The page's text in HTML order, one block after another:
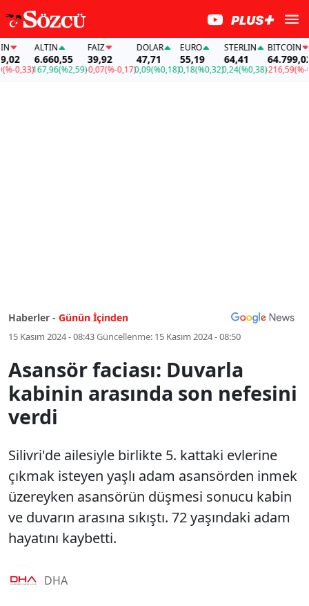
0,33)
ALTIN
6.660,55
167,96(%2,59)
FAİZ
39,92
-0,07(%-0,17)
DOLAR
47,71
0,09(%0,18)
EURO
55,19
0,18(%0,32)
STERLIN
64,41
0,24(%0,38)
BITCOIN
64.799,02
-216,59(%-
Haberler - Günün İçinden
15 Kasım 2024 - 08:43Güncellenme: 15 Kasım 2024 - 08:50
Asansör faciası: Duvarla
kabinin arasında son nefesini
verdi
Silivri'de ailesiyle birlikte 5. kattaki evlerine
çıkmak isteyen yaşlı adam asansörden inmek
üzereyken asansörün düşmesi sonucu kabin
ve duvarın arasına sıkıştı. 72 yaşındaki adam
hayatını kaybetti.
DHA